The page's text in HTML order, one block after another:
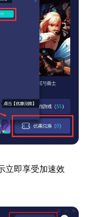
立即享受加速效